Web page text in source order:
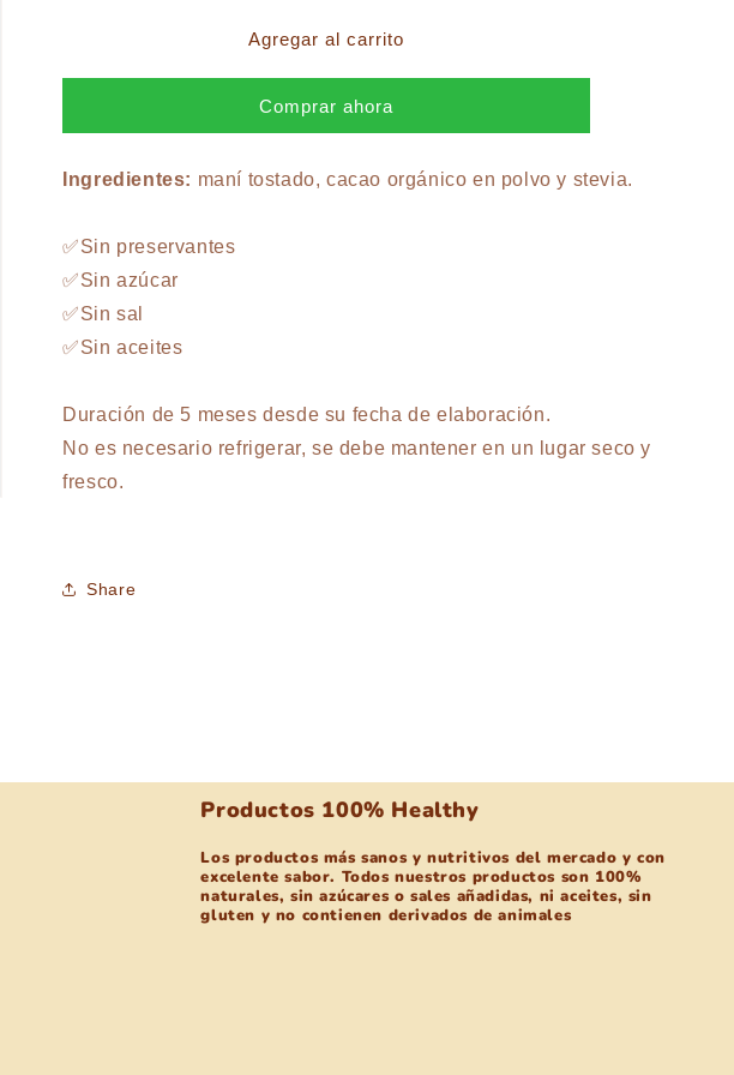
250
Mantequilla
250
Agregar al carrito
Comprar ahora
Ingredientes: maní tostado, cacao orgánico en polvo y stevia.
✅Sin preservantes
✅Sin azúcar
✅Sin sal
✅Sin aceites
Duración de 5 meses desde su fecha de elaboración.
No es necesario refrigerar, se debe mantener en un lugar seco y
fresco.
Share
Productos 100% Healthy
Los productos más sanos y nutritivos del mercado y con
excelente sabor. Todos nuestros productos son 100%
naturales, sin azúcares o sales añadidas, ni aceites, sin
gluten y no contienen derivados de animales